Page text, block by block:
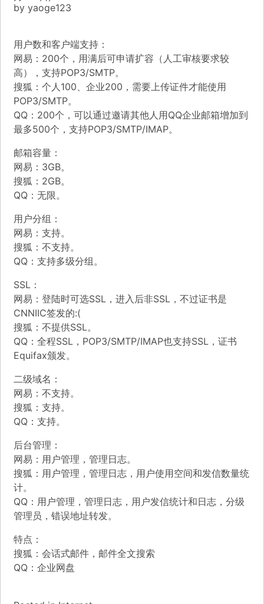
by yaoge123
用户数和客户端支持：
网易：200个，用满后可申请扩容（人工审核要求较
高），支持POP3/SMTP。
搜狐：个人100、企业200，需要上传证件才能使用
POP3/SMTP。
QQ：200个，可以通过邀请其他人用QQ企业邮箱增加到
最多500个，支持POP3/SMTP/IMAP。
邮箱容量：
网易：3GB。
搜狐：2GB。
QQ：无限。
用户分组：
网易：支持。
搜狐：不支持。
QQ：支持多级分组。
SSL：
网易：登陆时可选SSL，进入后非SSL，不过证书是
CNNIIC签发的:(
搜狐：不提供SSL。
QQ：全程SSL，POP3/SMTP/IMAP也支持SSL，证书
Equifax颁发。
二级域名：
网易：不支持。
搜狐：支持。
QQ：支持。
后台管理：
网易：用户管理，管理日志。
搜狐：用户管理，管理日志，用户使用空间和发信数量统
计。
QQ：用户管理，管理日志，用户发信统计和日志，分级
管理员，错误地址转发。
特点：
搜狐：会话式邮件，邮件全文搜索
QQ：企业网盘